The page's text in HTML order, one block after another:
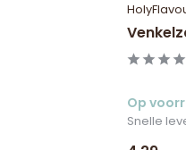
Op
Snelle